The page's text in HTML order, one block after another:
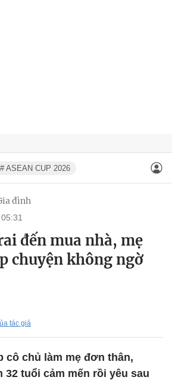
# ASEAN CUP 2026
đình
đến mua nhà, mẹ
chuyện không ngờ
tác giả
cô chủ làm mẹ đơn thân,
32 tuổi cảm mến rồi yêu sau